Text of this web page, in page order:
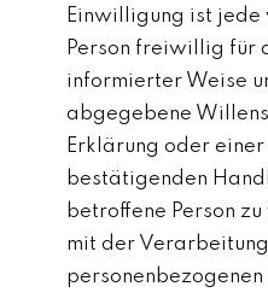
Einwilligung ist jede
Person freiwillig für
informierter Weise
abgegebene
Erklärung oder
bestätigenden
betroffene Person
mit der